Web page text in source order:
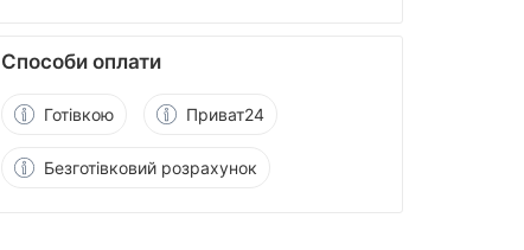
Способи оплати
Готівкою Приват24
Безготівковий розрахунок